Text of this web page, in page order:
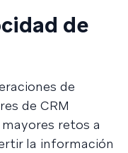
de
de
de CRM
retos a
la información